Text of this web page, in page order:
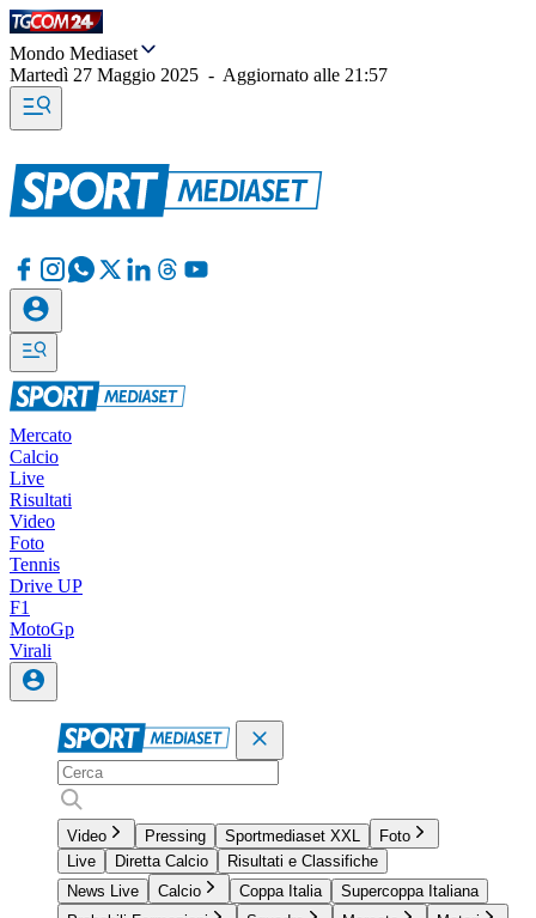
Mondo Mediaset
Martedì 27 Maggio 2025 - Aggiornato alle 21:57
Mercato
Calcio
Live
Risultati
Video
Foto
Tennis
Drive UP
F1
MotoGp
Virali
Video Pressing Sportmediaset XXL
Foto
Live
Diretta Calcio
Risultati e Classifiche
News Live
Calcio Coppa Italia
Supercoppa Italiana